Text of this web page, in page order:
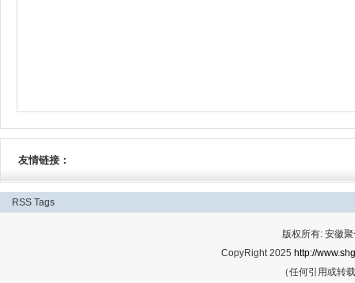
友情链接：
RSS Tags
版权所有: 安徽
CopyRight 2025 http://
（任何引用或转